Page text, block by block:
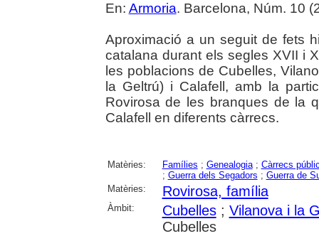
En: Armoria. Barcelona, Núm. 10
Aproximació a un seguit de fets
catalana durant els segles XVII i
les poblacions de Cubelles,
la Geltrú) i Calafell, amb la
Rovirosa de les branques de la
Calafell en diferents càrrecs.
Matèries: Famílies ; Genealogia; Càrrecs
; Guerra dels Segadors ; Guerra de
Matèries:
Rovirosa, família
Àmbit: Cubelles; Vilanova i la
Cubelles